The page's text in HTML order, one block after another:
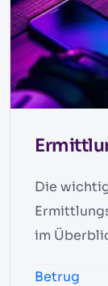
Die
im
Betrug